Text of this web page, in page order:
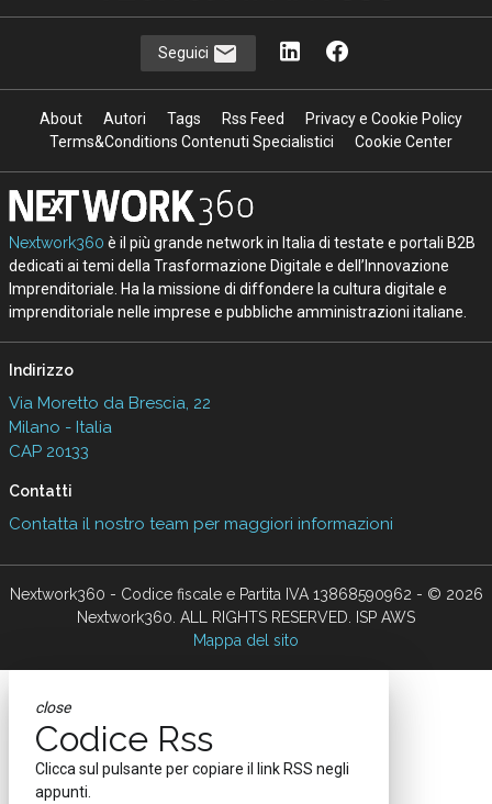
Seguici
About Autori Tags Rss Feed
Privacy e Cookie Policy
Terms&Conditions Contenuti Specialistici
Cookie Center
Nextwork360 è il più grande network in Italia di testate e portali B2B
dedicati ai temi della Trasformazione Digitale e dell’Innovazione
Imprenditoriale. Ha la missione di diffondere la cultura digitale e
imprenditoriale nelle imprese e pubbliche amministrazioni italiane.
Indirizzo
Via Moretto da Brescia, 22
Milano - Italia
CAP 20133
Contatti
Contatta il nostro team per maggiori informazioni
Nextwork360 - Codice fiscale e Partita IVA 13868590962 - © 2026
Nextwork360. ALL RIGHTS RESERVED. ISP AWS
Mappa del sito
close
Codice Rss
Clicca sul pulsante per copiare il link RSS negli
appunti.